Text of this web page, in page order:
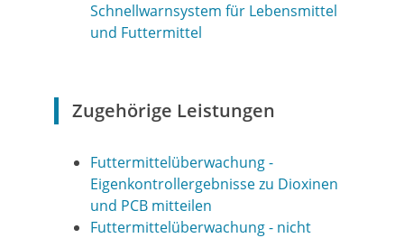
Schnellwarnsystem für Lebensmittel
und Futtermittel
Zugehörige Leistungen
Futtermittelüberwachung -
Eigenkontrollergebnisse zu Dioxinen
und PCB mitteilen
Futtermittelüberwachung - nicht